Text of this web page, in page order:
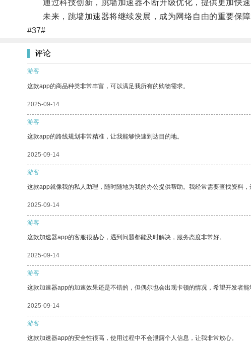
通过科技创新，跳墙加速器不断升级优化，提供更加快速
未来，跳墙加速器将继续发展，成为网络自由的重要保障
#37#
评论
游客
这款app的商品种类非常丰富，可以满足我所有的购物需求。
2025-09-14
游客
这款app的路线规划非常精准，让我能够快速到达目的地。
2025-09-14
游客
这款app就像我的私人助理，随时随地为我的办公提供帮助。我经常需要查找资料
2025-09-14
游客
这款加速器app的客服很贴心，遇到问题都能及时解决，服务态度非常好。
2025-09-14
游客
这款加速器app的加速效果还是不错的，但偶尔也会出现卡顿的情况，希望开发者能
2025-09-14
游客
这款加速器app的安全性很高，使用过程中不会泄露个人信息，让我非常放心。